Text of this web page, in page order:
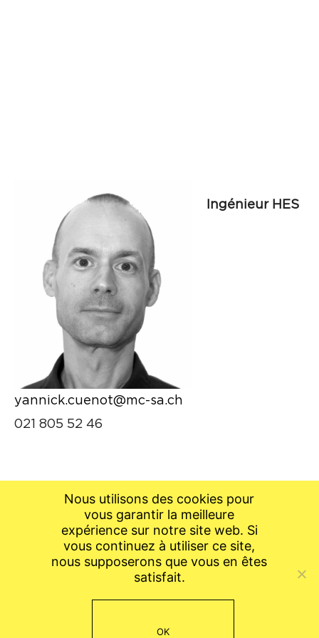
Ingénieur HES
yannick.cuenot@mc-sa.ch
021 805 52 46
Nous utilisons des cookies pour
vous garantir la meilleure
expérience sur notre site web. Si
vous continuez à utiliser ce site,
nous supposerons que vous en êtes
satisfait.
OK